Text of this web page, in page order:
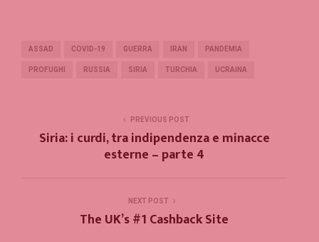
ASSAD COVID-19 GUERRA IRAN PANDEMIA
PROFUGHI RUSSIA SIRIA TURCHIA UCRAINA
PREVIOUS POST
Siria: i curdi, tra indipendenza e minacce
esterne – parte 4
NEXT POST
The UK’s #1 Cashback Site